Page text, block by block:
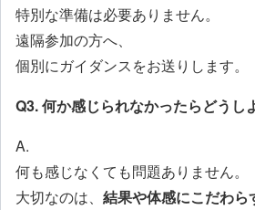
特別な準備は必要ありません。
遠隔参加の方へ、
個別にガイダンスをお送りします。
Q3. 何か感じられなかったらどうし
A.
何も感じなくても問題ありません。
大切なのは、 結果や体感にこだわら